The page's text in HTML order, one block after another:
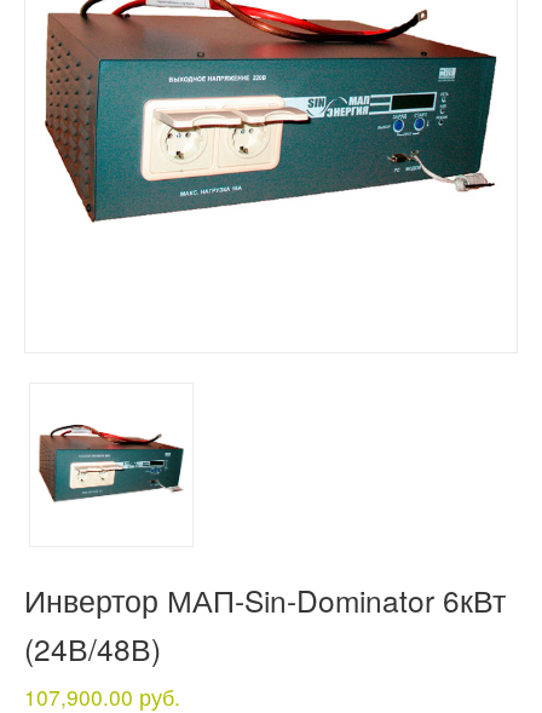
Инвертор МАП-Sin-Dominator 6кВт
(24В/48В)
107,900.00 руб.